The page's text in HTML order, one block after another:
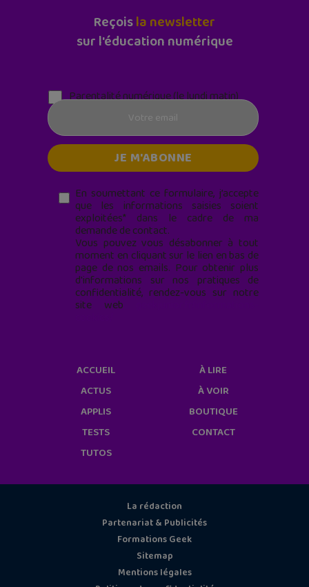
Reçoisla newsletter
sur l'éducation numérique
Parentalité numérique (le lundi matin)
En soumettant ce formulaire, j’accepte
que les informations saisies soient
exploitées* dans le cadre de ma
demande de contact.
Vous pouvez vous désabonner à tout
moment en cliquant sur le lien en bas de
page de nos emails. Pour obtenir plus
d'informations sur nos pratiques de
confidentialité, rendez-vous sur notre
site web
ACCUEIL
ACTUS
APPLIS
TESTS
TUTOS
À LIRE
À VOIR
BOUTIQUE
CONTACT
La rédaction
Partenariat & Publicités
Formations Geek
Sitemap
Mentions légales